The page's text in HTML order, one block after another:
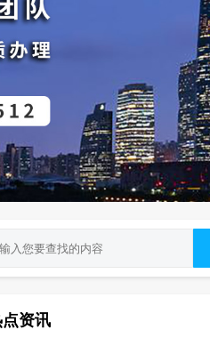
资讯